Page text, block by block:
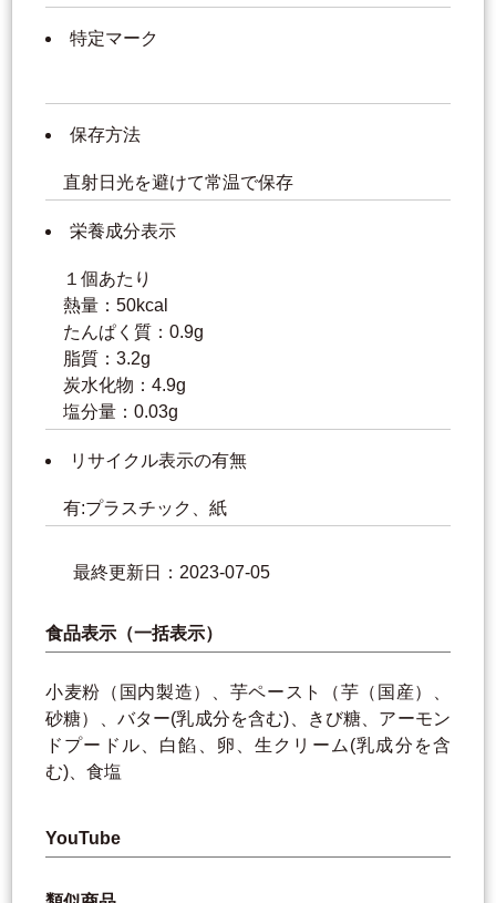
特定マーク
保存方法
直射日光を避けて常温で保存
栄養成分表示
１個あたり
熱量：50kcal
たんぱく質：0.9g
脂質：3.2g
炭水化物：4.9g
塩分量：0.03g
リサイクル表示の有無
有:プラスチック、紙
最終更新日：2023-07-05
食品表示（一括表示）
小麦粉（国内製造）、芋ペースト（芋（国産）、
砂糖）、バター(乳成分を含む)、きび糖、アーモン
ドプードル、白餡、卵、生クリーム(乳成分を含
む)、食塩
YouTube